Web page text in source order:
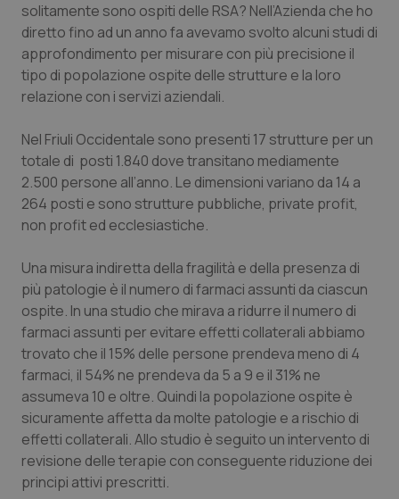
QS Pro
Professionisti Sanitari.AI
Abruzzo
Basilicata
Calabria
Emilia-Romagna
Friuli Venezia Giulia
Lazio
Liguria
Lombardia
QS Pro Gold
Artrite & artrosi
Asma & BPCO
Colesterolo & coronaropatie
Dermatite Atopica
Diabete & glucometri
Disturbi dell’umore
Dolore
QS Club Newsletter
solitamente sono ospiti delle RSA? Nell’Azienda che ho
diretto fino ad un anno fa avevamo svolto alcuni studi di
approfondimento per misurare con più precisione il
tipo di popolazione ospite delle strutture e la loro
relazione con i servizi aziendali.
Nel Friuli Occidentale sono presenti 17 strutture per un
totale di posti 1.840 dove transitano mediamente
2.500 persone all’anno. Le dimensioni variano da 14 a
264 posti e sono strutture pubbliche, private profit,
non profit ed ecclesiastiche.
Una misura indiretta della fragilità e della presenza di
più patologie è il numero di farmaci assunti da ciascun
ospite. In una studio che mirava a ridurre il numero di
farmaci assunti per evitare effetti collaterali abbiamo
trovato che il 15% delle persone prendeva meno di 4
farmaci, il 54% ne prendeva da 5 a 9 e il 31% ne
assumeva 10 e oltre. Quindi la popolazione ospite è
sicuramente affetta da molte patologie e a rischio di
effetti collaterali. Allo studio è seguito un intervento di
revisione delle terapie con conseguente riduzione dei
principi attivi prescritti.